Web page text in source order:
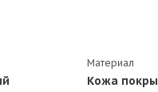
Материал
Кожа